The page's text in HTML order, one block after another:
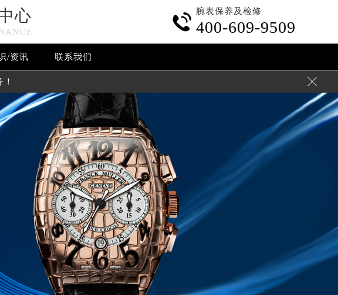
心 
腕表保养及检修
400-609-9509
/资讯 联系我们
